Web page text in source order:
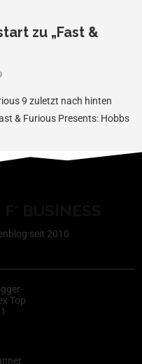
zu „Fast &
9 zuletzt nach hinten
& Furious Presents: Hobbs
seit 2010